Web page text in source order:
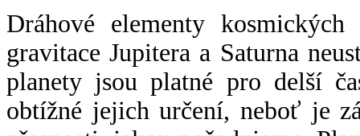
Dráhové elementy
gravitace Jupitera a Saturna
planety jsou platné pro delší
obtížné jejich určení, neboť je